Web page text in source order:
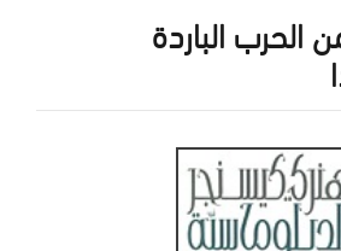
الحرب الباردة